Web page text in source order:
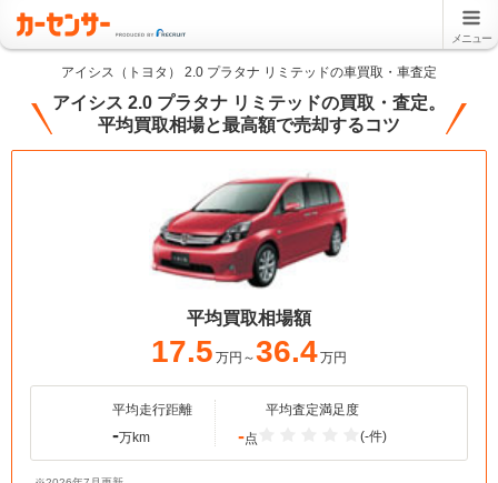
メニュー
アイシス（トヨタ） 2.0 プラタナ リミテッドの車買取・車査定
アイシス 2.0 プラタナ リミテッドの買取・査定。
平均買取相場と最高額で売却するコツ
平均買取相場額
17.5 万円～36.4万円
平均走行距離
-万km
平均査定満足度
-点 (-件)